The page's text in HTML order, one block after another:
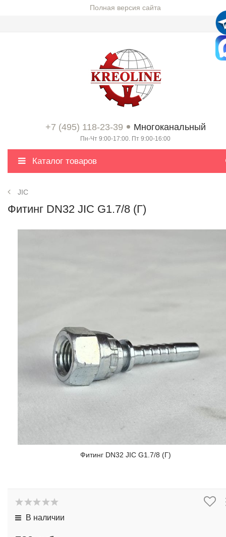
Полная версия сайта
+7 (495) 118-23-39 Многоканальный
Пн-Чт 9:00-17:00. Пт 9:00-16:00
Каталог товаров
JIC
Фитинг DN32 JIC G1.7/8 (Г)
Фитинг DN32 JIC G1.7/8 (Г)
В наличии